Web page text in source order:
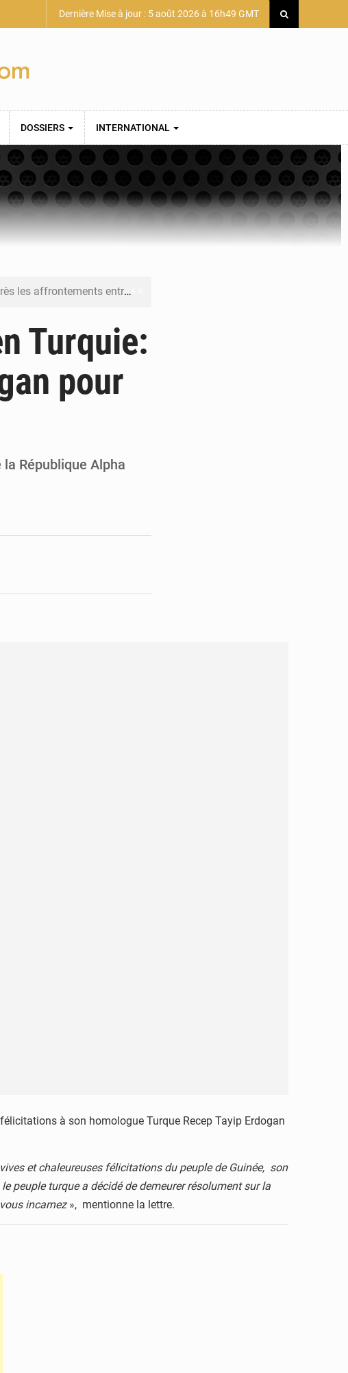
Dernière Mise à jour : 5 août 2026 à 16h49 GMT
DOSSIERS INTERNATIONAL
et Djoma Balandou à Mandiana
de Mamadi Doumbouya
Contractors pour accélérer ses grands projets
Turquie:
pour
République Alpha
à son homologue Turque Recep Tayip Erdogan
et chaleureuses félicitations du peuple de Guinée, son
peuple turque a décidé de demeurer résolument sur la
incarnez», mentionne la lettre.